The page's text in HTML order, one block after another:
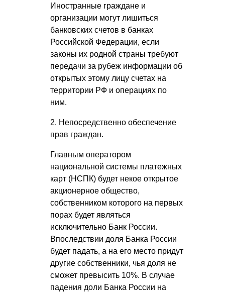
Иностранные граждане и
организации могут лишиться
банковских счетов в банках
Российской Федерации, если
законы их родной страны требуют
передачи за рубеж информации об
открытых этому лицу счетах на
территории РФ и операциях по
ним.
2. Непосредственно обеспечение
прав граждан.
Главным оператором
национальной системы платежных
карт (НСПК) будет некое открытое
акционерное общество,
собственником которого на первых
порах будет являться
исключительно Банк России.
Впоследствии доля Банка России
будет падать, а на его место придут
другие собственники, чья доля не
сможет превысить 10%. В случае
падения доли Банка России на